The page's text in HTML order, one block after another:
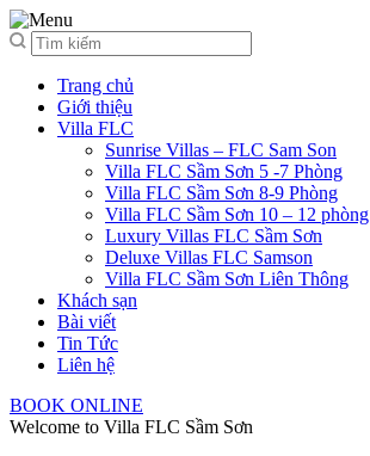
Trang chủ
Giới thiệu
Villa FLC
Sunrise Villas – FLC Sam Son
Villa FLC Sầm Sơn 5 -7 Phòng
Villa FLC Sầm Sơn 8-9 Phòng
Villa FLC Sầm Sơn 10 – 12 phòng
Luxury Villas FLC Sầm Sơn
Deluxe Villas FLC Samson
Villa FLC Sầm Sơn Liên Thông
Khách sạn
Bài viết
Tin Tức
Liên hệ
BOOK ONLINE
Welcome to Villa FLC Sầm Sơn